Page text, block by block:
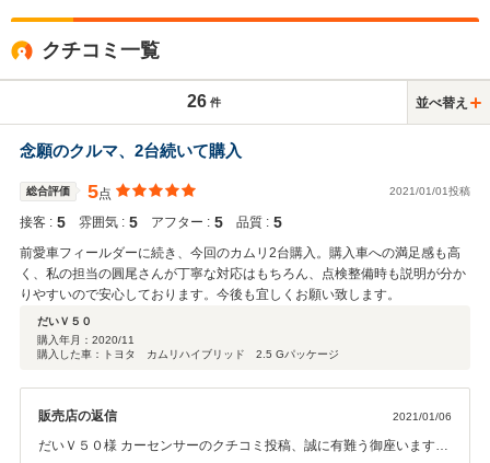
クチコミ一覧
26 件 並べ替え
念願のクルマ、2台続いて購入
総合評価 5点 2021/01/01投稿
接客 : 5 雰囲気 : 5 アフター : 5 品質 : 5
前愛車フィールダーに続き、今回のカムリ2台購入。購入車への満足感も高
く、私の担当の圓尾さんが丁寧な対応はもちろん、点検整備時も説明が分か
りやすいので安心しております。今後も宜しくお願い致します。
だいＶ５０
購入年月： 2020/11
購入した車：トヨタ カムリハイブリッド 2.5 Gパッケージ
販売店の返信 2021/01/06
だいＶ５０様 カーセンサーのクチコミ投稿、誠に有難う御座います。